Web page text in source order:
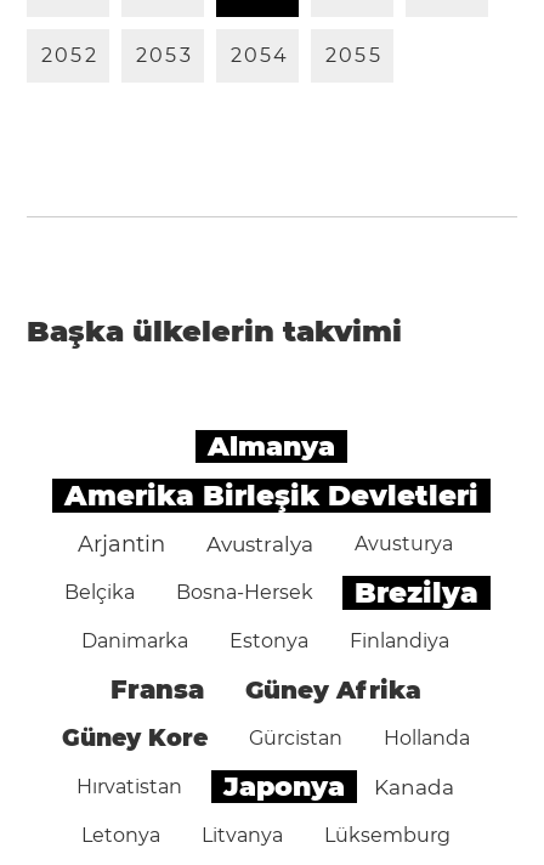
2052 2053 2054 2055
Başka ülkelerin takvimi
Almanya
Amerika Birleşik Devletleri
Arjantin Avustralya Avusturya
Belçika Bosna-Hersek Brezilya
Danimarka Estonya Finlandiya
Fransa Güney Afrika
Güney Kore Gürcistan Hollanda
Hırvatistan Japonya Kanada
Letonya Litvanya Lüksemburg